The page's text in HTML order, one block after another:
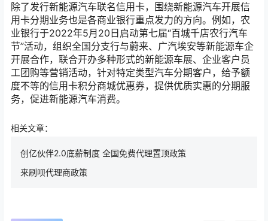
除了发行新能源汽车联名信用卡，围绕新能源汽车开展信
用卡分期业务也是各商业银行重点发力的方向。例如，农
业银行于2022年5月20日启动第七届“百城千店农行汽车
节”活动，组织全国分支行与蔚来、广汽埃安等新能源车企
开展合作，联合开办多种形式的新能源车展、企业客户员
工团购等营销活动，针对特定类型汽车分期客户，给予额
度不等的信用卡积分商城优惠券，提供优质实惠的分期服
务，促进新能源汽车消费。
相关文章：
创亿伙伴2.0底薪制度 全国免费代理置顶政策
来刷呗代理商政策